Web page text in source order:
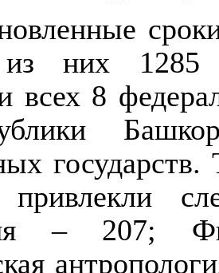
из них 1285
всех 8
привлекли
– 207;